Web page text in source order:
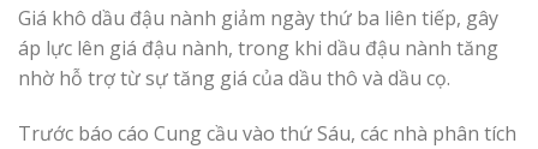
Giá khô dầu đậu nành giảm ngày thứ ba liên tiếp, gây
áp lực lên giá đậu nành, trong khi dầu đậu nành tăng
nhờ hỗ trợ từ sự tăng giá của dầu thô và dầu cọ.
Trước báo cáo Cung cầu vào thứ Sáu, các nhà phân tích